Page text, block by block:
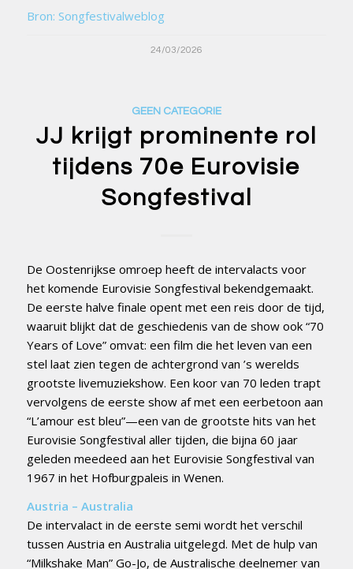
Bron: Songfestivalweblog
24/03/2026
GEEN CATEGORIE
JJ krijgt prominente rol
tijdens 70e Eurovisie
Songfestival
De Oostenrijkse omroep heeft de intervalacts voor
het komende Eurovisie Songfestival bekendgemaakt.
De eerste halve finale opent met een reis door de tijd,
waaruit blijkt dat de geschiedenis van de show ook “70
Years of Love” omvat: een film die het leven van een
stel laat zien tegen de achtergrond van ’s werelds
grootste livemuziekshow. Een koor van 70 leden trapt
vervolgens de eerste show af met een eerbetoon aan
“L’amour est bleu”—een van de grootste hits van het
Eurovisie Songfestival aller tijden, die bijna 60 jaar
geleden meedeed aan het Eurovisie Songfestival van
1967 in het Hofburgpaleis in Wenen.
Austria – Australia
De intervalact in de eerste semi wordt het verschil
tussen Austria en Australia uitgelegd. Met de hulp van
“Milkshake Man” Go-Jo, de Australische deelnemer van